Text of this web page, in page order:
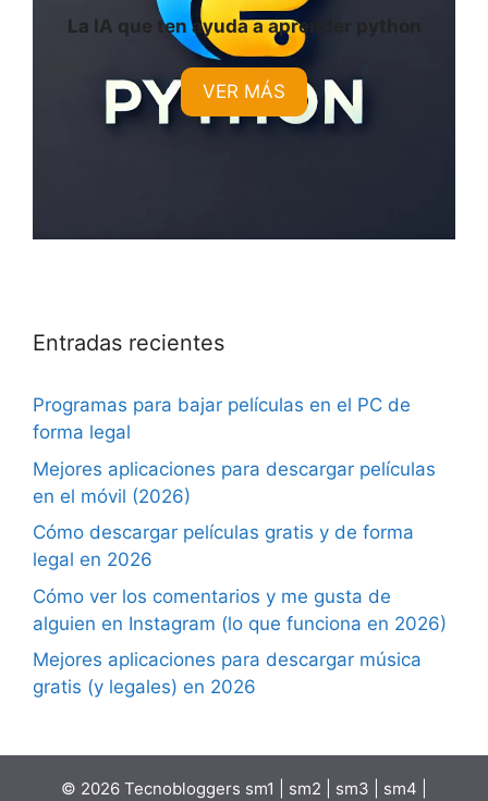
La IA que ten ayuda a aprender python
VER MÁS
Entradas recientes
Programas para bajar películas en el PC de
forma legal
Mejores aplicaciones para descargar películas
en el móvil (2026)
Cómo descargar películas gratis y de forma
legal en 2026
Cómo ver los comentarios y me gusta de
alguien en Instagram (lo que funciona en 2026)
Mejores aplicaciones para descargar música
gratis (y legales) en 2026
© 2026 Tecnobloggers sm1 sm2 sm3 sm4